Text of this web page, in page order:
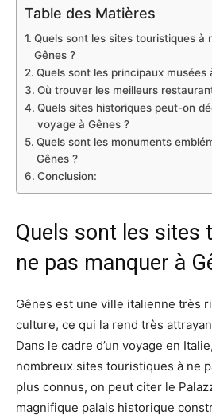
Table des Matières
Quels sont les sites touristiques à
Gênes ?
Quels sont les principaux musées
Où trouver les meilleurs
Quels sites historiques peut-on
voyage à Gênes ?
Quels sont les monuments
Gênes ?
Conclusion:
Quels sont les sites
ne pas manquer à
Gênes est une ville italienne très
culture, ce qui la rend très
Dans le cadre d’un voyage en
nombreux sites touristiques à ne
plus connus, on peut citer le
magnifique palais historique